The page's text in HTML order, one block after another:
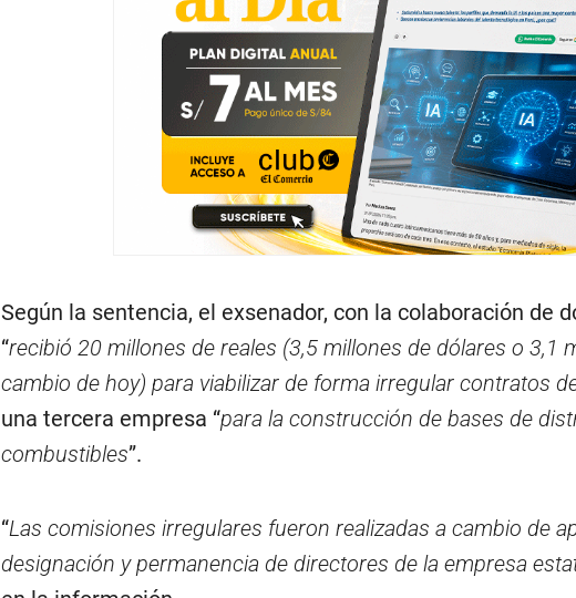
Según la sentencia, el exsenador, con la colaboración de
“recibió 20 millones de reales (3,5 millones de dólares o 3,1
cambio de hoy) para viabilizar de forma irregular contratos
una tercera empresa “para la construcción de bases de
combustibles”.
“Las comisiones irregulares fueron realizadas a cambio de
designación y permanencia de directores de la empresa